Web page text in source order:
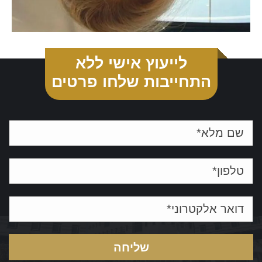
לייעוץ אישי ללא
התחייבות שלחו פרטים